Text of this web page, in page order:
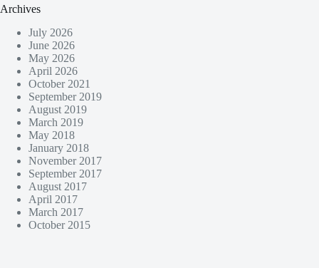
Archives
July 2026
June 2026
May 2026
April 2026
October 2021
September 2019
August 2019
March 2019
May 2018
January 2018
November 2017
September 2017
August 2017
April 2017
March 2017
October 2015